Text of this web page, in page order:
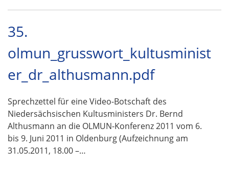
35.
olmun_grusswort_kultusminist
er_dr_althusmann.pdf
Sprechzettel für eine Video-Botschaft des
Niedersächsischen Kultusministers Dr. Bernd
Althusmann an die OLMUN-Konferenz 2011 vom 6.
bis 9. Juni 2011 in Oldenburg (Aufzeichnung am
31.05.2011, 18.00 –…